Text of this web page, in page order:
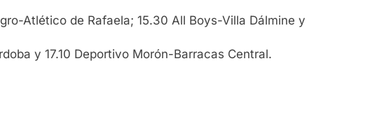
Atlético de Rafaela; 15.30 All Boys-Villa Dálmine y
y 17.10 Deportivo Morón-Barracas Central.